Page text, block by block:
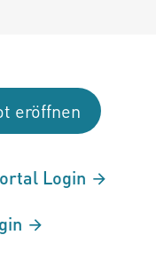
eröffnen
Login